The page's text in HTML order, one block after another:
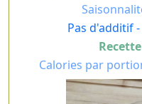
Pas d'additif
Calories par